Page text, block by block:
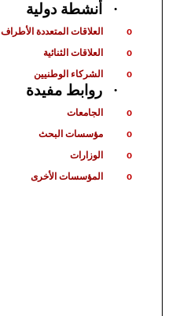
· أنشطة دولية
o العلاقات المتعددة الأطراف
o العلاقات الثنائية
o الشركاء الوطنيين
· روابط مفيدة
o الجامعات
o مؤسسات البحث
o الوزارات
o المؤسسات الأخرى